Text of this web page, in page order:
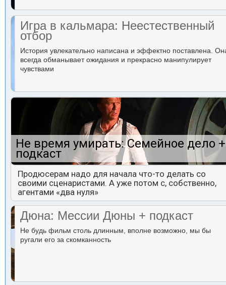
Игра в кальмара: Неестественный
отбор
История увлекательно написана и эффектно поставлена.
всегда обманывает ожидания и прекрасно манипулирует
чувствами
Не время умирать: Семейное дело +
подкаст
Продюсерам надо для начала что-то делать со
своими сценаристами. А уже потом с, собственно,
агентами «два нуля»
Дюна: Мессии Дюны + подкаст
Не будь фильм столь длинным, вполне возможно, мы бы
ругали его за скомканность